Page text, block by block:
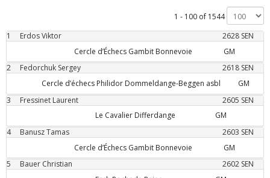
1 - 100 of 1544
1
ErdosViktor 2628 SEN
Cercle d’Échecs Gambit Bonnevoie
GM
2
Fedorchuk Sergey 2618 SEN
Cercle d’échecs Philidor Dommeldange-Beggen asbl
GM
3
Fressinet Laurent 2605 SEN
Le Cavalier Differdange
GM
4
BanuszTamas 2603 SEN
Cercle d’Échecs Gambit Bonnevoie
GM
5
Bauer Christian 2602 SEN